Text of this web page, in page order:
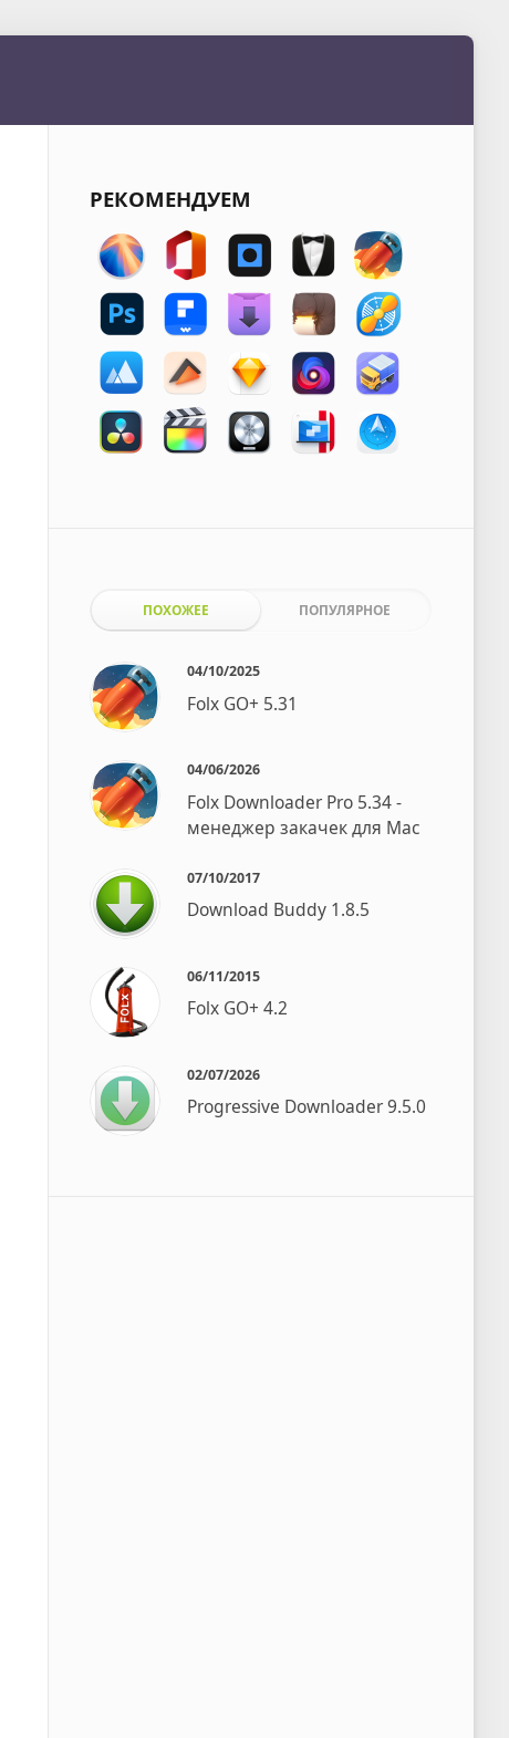
РЕКОМЕНДУЕМ
ПОХОЖЕЕ ПОПУЛЯРНОЕ
04/10/2025
Folx GO+ 5.31
04/06/2026
Folx Downloader Pro 5.34 -
менеджер закачек для Mac
07/10/2017
Download Buddy 1.8.5
06/11/2015
Folx GO+ 4.2
02/07/2026
Progressive Downloader 9.5.0